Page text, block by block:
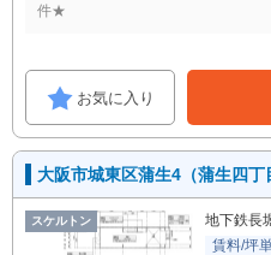
件★
お気に入り
大阪市城東区蒲生4（蒲生四
スケルトン 地下鉄長
賃料/坪